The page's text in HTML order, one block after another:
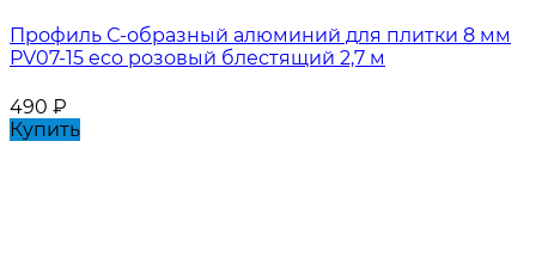
Профиль С-образный алюминий для плитки 8 мм
PV07-15 eco розовый блестящий 2,7 м
490 ₽
Купить